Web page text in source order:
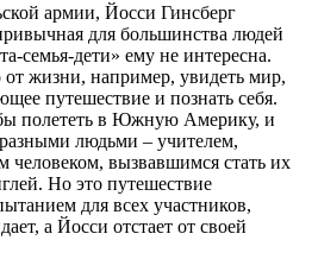
армии, Йосси Гинсберг
для большинства людей
семья-дети» ему не интересна.
жизни, например, увидеть мир,
путешествие и познать себя.
полететь в Южную Америку, и
людьми – учителем,
человеком, вызвавшимся стать их
Но это путешествие
для всех участников,
а Йосси отстает от своей